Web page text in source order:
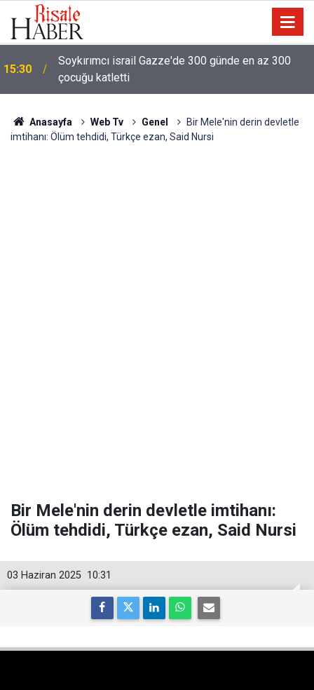
15:30
Soykırımcı israil Gazze'de 300 günde en az 300
çocuğu katletti
Anasayfa Web Tv Genel
Bir Mele'nin derin devletle
imtihanı: Ölüm tehdidi, Türkçe ezan, Said Nursi
Bir Mele'nin derin devletle imtihanı:
Ölüm tehdidi, Türkçe ezan, Said Nursi
10:31
03 Haziran 2025